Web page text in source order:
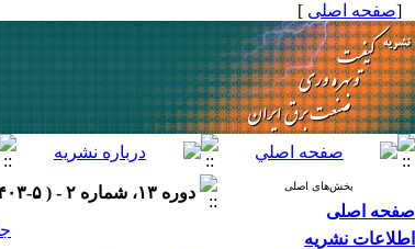
[صفحه اصلی ]
بخش‌های اصلی
صفحه اصلی
اطلاعات نشریه
دوره ۱۳، شماره ۲ - ( ۵-۱۴۰۳ )
جلد ۱۳